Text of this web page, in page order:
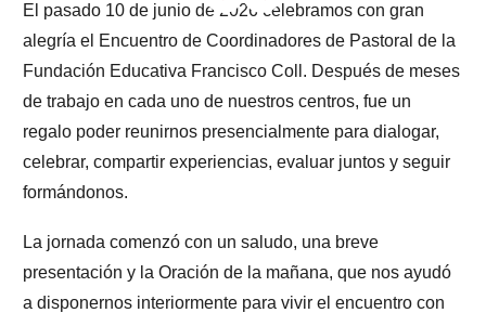
El pasado 10 de junio de 2026 celebramos con gran
alegría el Encuentro de Coordinadores de Pastoral de la
Fundación Educativa Francisco Coll . Después de meses
de trabajo en cada uno de nuestros centros, fue un
regalo poder reunirnos presencialmente para dialogar,
celebrar, compartir experiencias, evaluar juntos y seguir
formándonos.
La jornada comenzó con un saludo, una breve
presentación y la Oración de la mañana, que nos ayudó
a disponernos interiormente para vivir el encuentro con